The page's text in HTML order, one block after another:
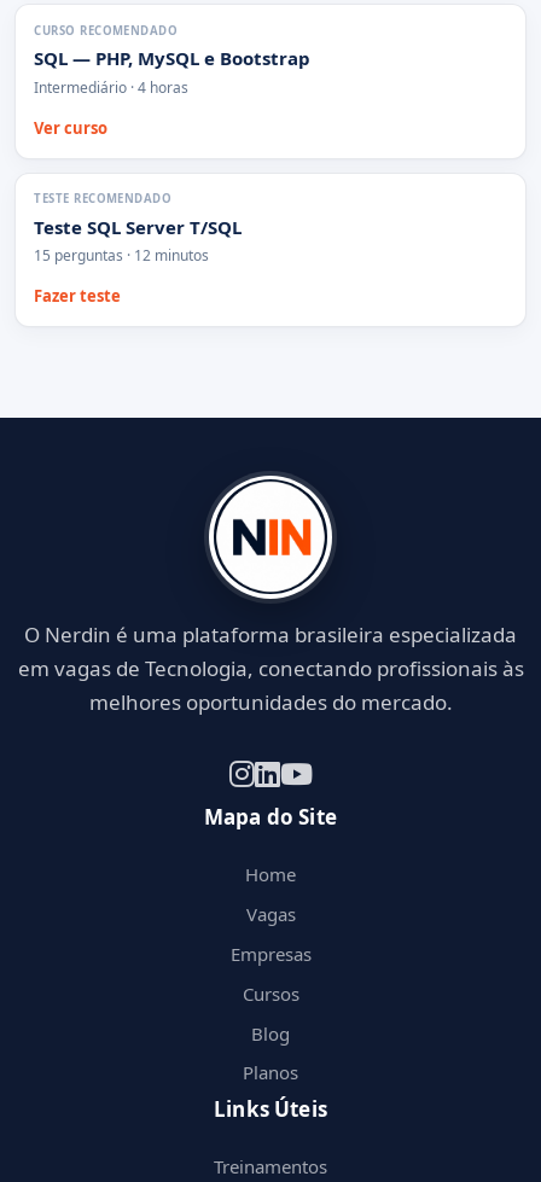
CURSO RECOMENDADO
SQL — PHP, MySQL e Bootstrap
Intermediário · 4 horas
Ver curso
TESTE RECOMENDADO
Teste SQL Server T/SQL
15 perguntas · 12 minutos
Fazer teste
O Nerdin é uma plataforma brasileira especializada
em vagas de Tecnologia, conectando profissionais às
melhores oportunidades do mercado.
Mapa do Site
Home
Vagas
Empresas
Cursos
Blog
Planos
Links Úteis
Treinamentos